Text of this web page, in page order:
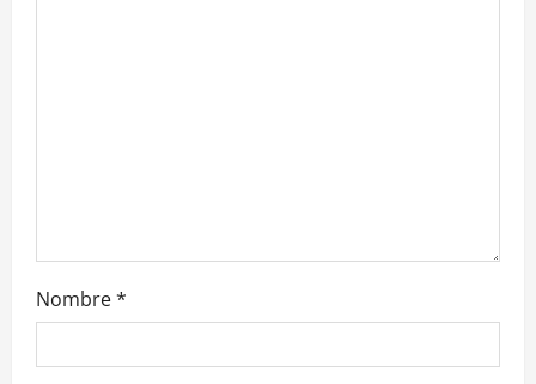
r
a
d
Nombre*